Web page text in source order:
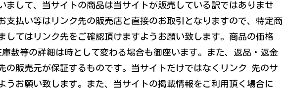
まして、当サイトの商品は当サイトが販売している訳ではありませ
支払い等はリンク先の販売店と直接のお取引となりますので、特定商
してはリンク先をご確認頂けますようお願い致します。商品の価格
数等の詳細は時として変わる場合も御座います。また、返品・返金
の販売元が保証するものです。当サイトだけではなくリンク 先のサ
うお願い致します。また、当サイトの掲載情報をご利用頂く場合に